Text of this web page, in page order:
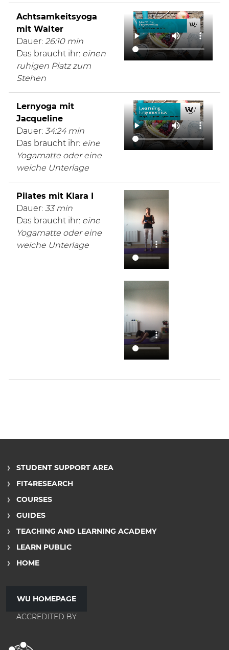
Achtsamkeitsyoga
mit Walter
Dauer: 26:10 min
Das braucht ihr: einen
ruhigen Platz zum
Stehen
Lernyoga mit
Jacqueline
Dauer: 34:24 min
Das braucht ihr: eine
Yogamatte oder eine
weiche Unterlage
Pilates mit Klara I
Dauer: 33 min
Das braucht ihr: eine
Yogamatte oder eine
weiche Unterlage
STUDENT SUPPORT AREA
FIT4RESEARCH
COURSES
GUIDES
TEACHING AND LEARNING ACADEMY
LEARN PUBLIC
HOME
WU HOMEPAGE
ACCREDITED BY: